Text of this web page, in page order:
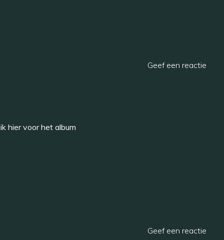
Geef een reactie
hier voor het album
Geef een reactie